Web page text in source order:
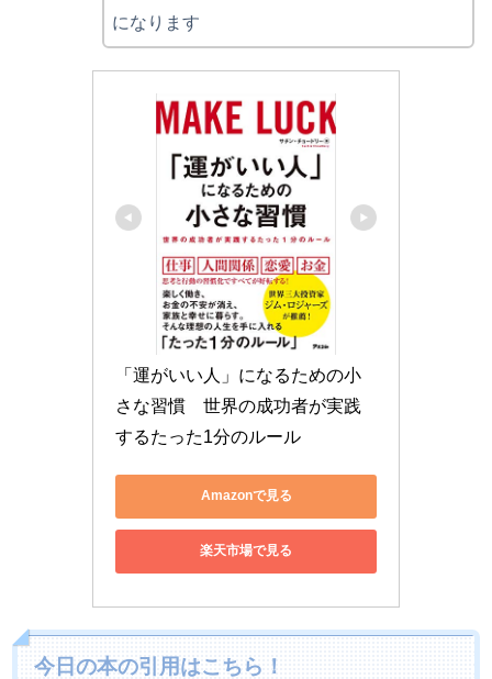
になります
「運がいい人」になるための小
さな習慣　世界の成功者が実践
するたった1分のルール
Amazonで見る
楽天市場で見る
今日の本の引用はこちら！